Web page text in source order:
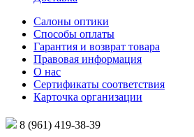
Салоны оптики
Способы оплаты
Гарантия и возврат товара
Правовая информация
О нас
Сертификаты соответствия
Карточка организации
8 (961) 419-38-39